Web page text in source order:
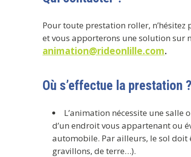
Pour toute prestation roller, n’hésitez
et vous apporterons une solution sur
animation@rideonlille.com.
Où s’effectue la prestation ?
L’animation nécessite une salle
d’un endroit vous appartenant ou
automobile. Par ailleurs, le sol doit
gravillons, de terre…).